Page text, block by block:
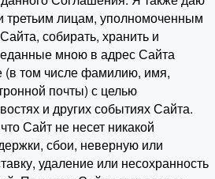
третьим лицам, уполномоченным
собирать, хранить и
мною в адрес Сайта
(в том числе фамилию, имя,
почты) с целью
и других событиях Сайта.
Сайт не несет никакой
сбои, неверную или
удаление или несохранность